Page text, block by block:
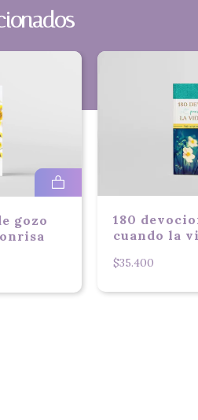
madre puede hacer. Por eso, te
durante ciento ochenta días, en
de alabanza y adoración,
que las lágrimas corran o la risa
una mamá que quiere hacer su
mente, pidamos a Él la ayuda que
que estás embarazada
del parto
gozo
180
cuando la
$35.400